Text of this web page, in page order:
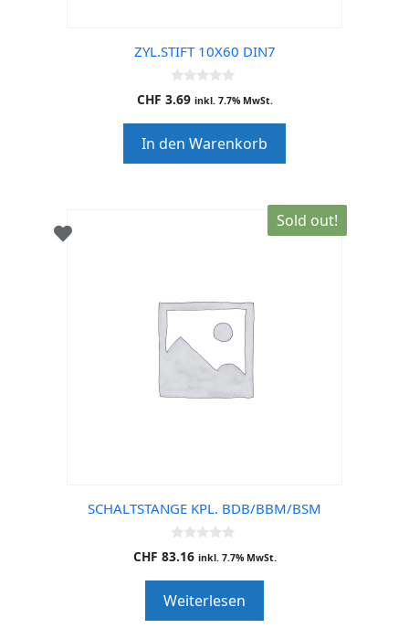
ZYL.STIFT 10X60 DIN7
0
o
o
f
5
CHF 3.69 inkl. 7.7% MwSt.
In den Warenkorb
Sold out!
SCHALTSTANGE KPL. BDB/BBM/BSM
0
o
o
f
5
CHF 83.16 inkl. 7.7% MwSt.
Weiterlesen